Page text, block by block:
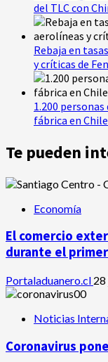
del TLC con
Rebaja en
y críticas de
1.200
fábrica en Chile
Te pueden
Economía
El comercio
durante el
Portaladuanero.cl
Noticias
Coronavirus